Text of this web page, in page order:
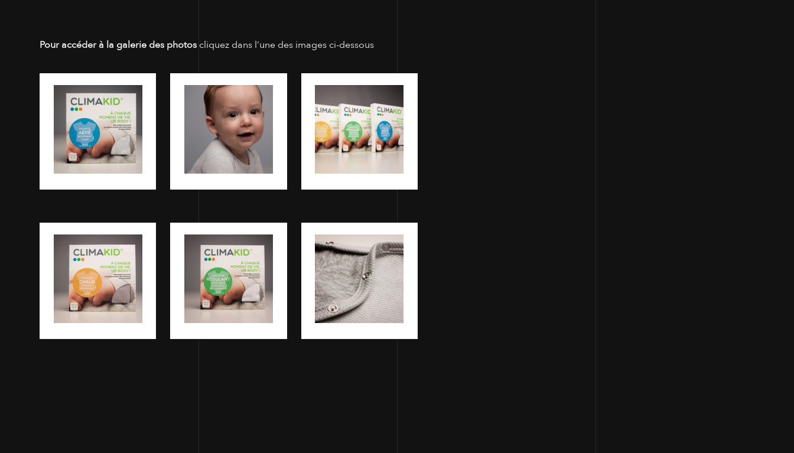
Pour accéder à la galerie des photos cliquez dans l’une des images ci-dessous